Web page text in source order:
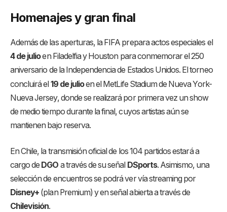
Homenajes y gran final
Además de las aperturas, la FIFA prepara actos especiales el
4 de julioen Filadelfia y Houston para conmemorar el 250
aniversario de la Independencia de Estados Unidos. El torneo
concluirá el19 de julioen el MetLife Stadium de Nueva York-
Nueva Jersey, donde se realizará por primera vez un show
de medio tiempo durante la final, cuyos artistas aún se
mantienen bajo reserva.
En Chile, la transmisión oficial de los 104 partidos estará a
cargo de DGO a través de su señal DSports. Asimismo, una
selección de encuentros se podrá ver vía streaming por
Disney+ (plan Premium) y en señal abierta a través de
Chilevisión.